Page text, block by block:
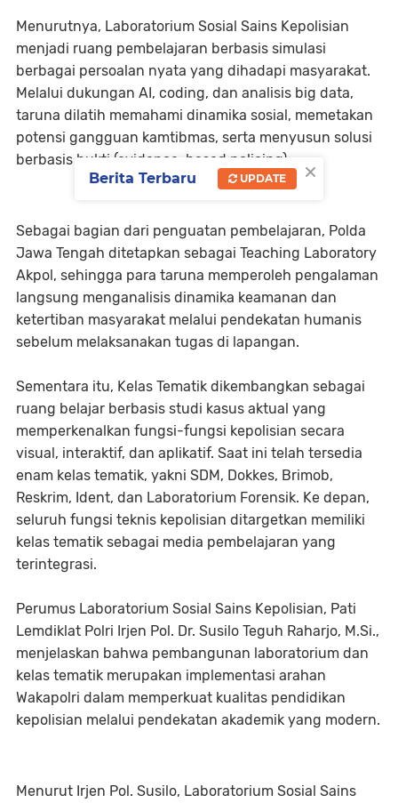
Menurutnya, Laboratorium Sosial Sains Kepolisian
menjadi ruang pembelajaran berbasis simulasi
berbagai persoalan nyata yang dihadapi masyarakat.
Melalui dukungan AI, coding, dan analisis big data,
taruna dilatih memahami dinamika sosial, memetakan
potensi gangguan kamtibmas, serta menyusun solusi
berbasis bukti (evidence-based policing).
Sebagai bagian dari penguatan pembelajaran, Polda
Jawa Tengah ditetapkan sebagai Teaching Laboratory
Akpol, sehingga para taruna memperoleh pengalaman
langsung menganalisis dinamika keamanan dan
ketertiban masyarakat melalui pendekatan humanis
sebelum melaksanakan tugas di lapangan.
Sementara itu, Kelas Tematik dikembangkan sebagai
ruang belajar berbasis studi kasus aktual yang
memperkenalkan fungsi-fungsi kepolisian secara
visual, interaktif, dan aplikatif. Saat ini telah tersedia
enam kelas tematik, yakni SDM, Dokkes, Brimob,
Reskrim, Ident, dan Laboratorium Forensik. Ke depan,
seluruh fungsi teknis kepolisian ditargetkan memiliki
kelas tematik sebagai media pembelajaran yang
terintegrasi.
Perumus Laboratorium Sosial Sains Kepolisian, Pati
Lemdiklat Polri Irjen Pol. Dr. Susilo Teguh Raharjo, M.Si.,
menjelaskan bahwa pembangunan laboratorium dan
kelas tematik merupakan implementasi arahan
Wakapolri dalam memperkuat kualitas pendidikan
kepolisian melalui pendekatan akademik yang modern.
Menurut Irjen Pol. Susilo, Laboratorium Sosial Sains
×
Berita Terbaru UPDATE